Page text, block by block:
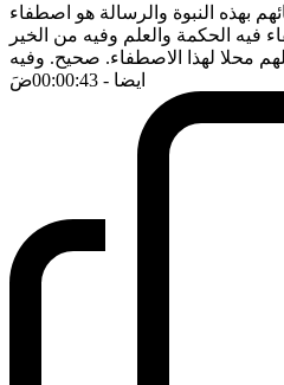
بهذه النبوة والرسالة هو اصطفاء
فيه الحكمة والعلم وفيه من الخير
محلا لهذا الاصطفاء. صحيح. وفيه
ايضا - 00:00:43 ضَ